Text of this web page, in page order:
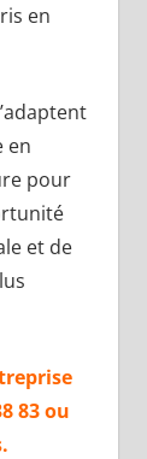
en
en
pour
et de
83 ou